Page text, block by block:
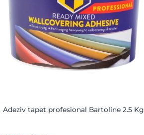
Adeziv tapet profesional Bartoline 2.5 Kg